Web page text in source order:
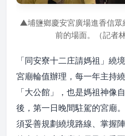
▲埔鹽鄉慶安宮廣場進香信眾
前的場面。（記者
「同安寮十二庄請媽祖」繞
宮廟輪值辦理，每一年主持
「大公館」，也是媽祖神像
後，第一日晚間駐駕的宮廟
須妥善規劃繞境路線、掌握